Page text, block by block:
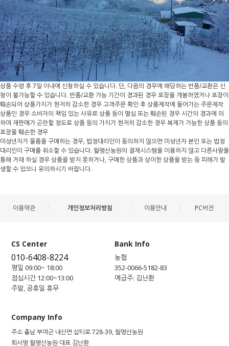
상품 수령 후 7일 이내에 신청하실 수 있습니다. 단, 다음의 경우에 해당하는 반품/교환은 신
청이 불가능할 수 있습니다. 반품/교환 가능 기간이 경과된 경우 포장을 개봉하였거나 포장이
훼손되어 상품가치가 현저히 감소한 경우 고객주문 확인 후 상품제작에 들어가는 주문제작
상품인 경우 소비자의 책임 있는 사유로 상품 등이 멸심 또는 훼손된 경우 시간의 경과에 의
하여 재판매가 곤란할 정도로 상품 등의 가치가 현저히 감소한 경우 복제가 가능한 상품 등의
포장을 훼손한 경우
미성년자가 물품을 구매하는 경우, 법정대리인이 동의하지 않으면 미성년자 본인 또는 법정
대리인이 구매를 취소할 수 있습니다. 월명산농원의 결제시스템을 이용하지 않고 다른사람을
통해 거래 하실 경우 상품을 받지 못하거나, 구매한 상품과 상이한 상품을 받는 등 피해가 발
생할 수 있으니 유의하시기 바랍니다.
이용약관 개인정보처리방침 이용안내 PC버전
CS Center
010-6408-8224
평일 09:00~ 18:00
점심시간 12:00~13:00
주말, 공휴일 휴무
Bank Info
농협
352-0066-5182-83
예금주: 김난환
Company Info
주소충남 부여군 내산면 삽티로 728-39, 월명산농원
회사명 월명산농원 대표 김난환